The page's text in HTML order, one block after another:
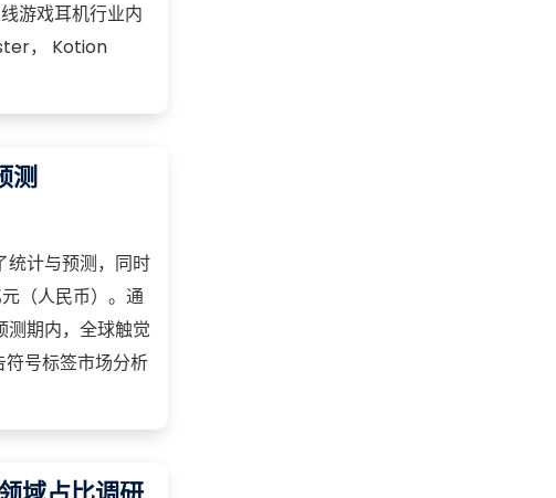
游戏耳机行业内
， Kotion
测
统计与预测，同时
（人民币）。通
测期内，全球触觉
号标签市场分析